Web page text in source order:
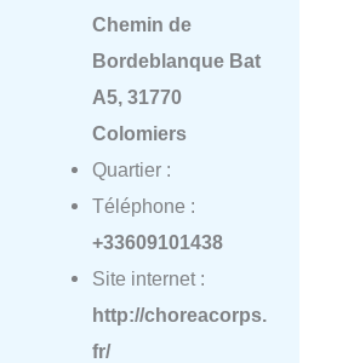
Chemin de
Bordeblanque Bat
A5, 31770
Colomiers
Quartier :
Téléphone :
+33609101438
Site internet :
http://choreacorps.
fr/